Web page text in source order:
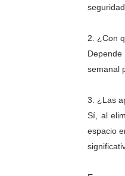
seguridad.
2. ¿Con
semanal
3. ¿Las
Sí, al
espacio